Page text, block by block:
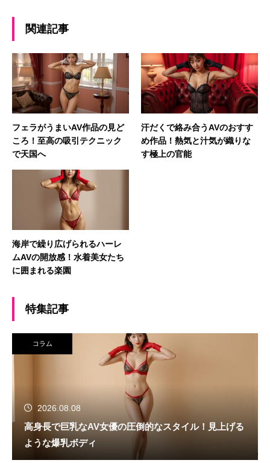
関連記事
フェラがうまいAV作品の見ど
ころ！至高の吸引テクニック
で天国へ
汗だくで絡み合うAVのおすす
め作品！熱気と汁気が織りな
す極上の官能
海岸で繰り広げられるハーレ
ムAVの開放感！水着美女たち
に囲まれる楽園
特集記事
コラム
2026.08.08
高身長で巨乳なAV女優の圧倒的なスタイル！見上げる
ような爆乳ボディ